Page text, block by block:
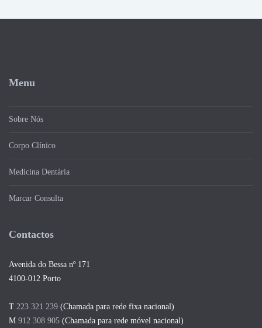
Menu
Sobre Nós
Corpo Clínico
Medicina Dentária
Marcar Consulta
Contactos
Avenida do Bessa nº 171
4100-012 Porto
T 223 321 239 (Chamada para rede fixa nacional)
M 912 308 905 (Chamada para rede móvel nacional)